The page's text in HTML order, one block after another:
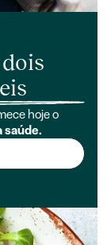
hoje o
saúde.